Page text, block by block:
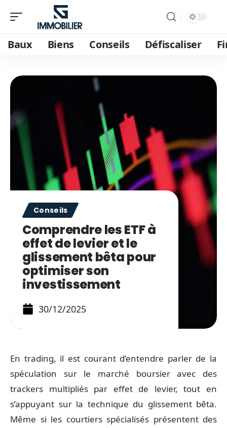
Baux Biens Conseils Défiscaliser
Conseils
Comprendre les ETF à
effet de levier et le
glissement bêta pour
optimiser son
investissement
30/12/2025
En trading, il est courant d’entendre parler de la
spéculation sur le marché boursier avec des
trackers multipliés par effet de levier, tout en
s’appuyant sur la technique du glissement bêta.
Même si les courtiers spécialisés présentent des